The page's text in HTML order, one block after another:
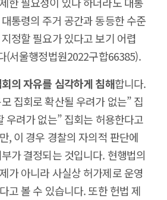
통령의 주거 공간과 동등한 수준
정할 필요가 있다고 보기 어렵
(서울행정법원2022구합66385).
의 자유를 심각하게 침해합니다.
집회로 확산될 우려가 없는” 집
우려가 없는” 집회는 허용한다고
, 이 경우 경찰의 자의적 판단에
가 결정되는 것입니다. 현행법의
가 아니라 사실상 허가제로 운영
고 볼 수 있습니다. 또한 헌법 제